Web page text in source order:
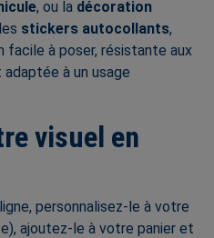
, ou la décoration
stickers autocollants,
facile à poser, résistante aux
à un usage
visuel en
personnalisez-le à votre
ajoutez-le à votre panier et